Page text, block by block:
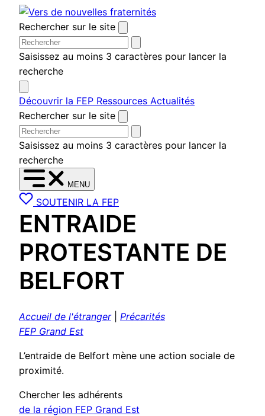
Aller
au
contenu
Rechercher sur le site
Saisissez au moins 3 caractères pour lancer la
recherche
Découvrir la FEP Ressources Actualités
Rechercher sur le site
Saisissez au moins 3 caractères pour lancer la
recherche
MENU
SOUTENIR LA FEP
ENTRAIDE
PROTESTANTE DE
BELFORT
Accueil de l'étranger| Précarités
FEP Grand Est
L’entraide de Belfort mène une action sociale de
proximité.
Chercher les adhérents
de la région FEP Grand Est